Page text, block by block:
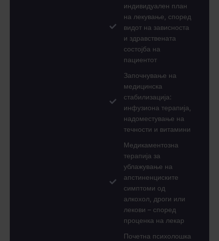
индивидуален план
на лекување, според
видот на зависноста
и здравствената
состојба на
пациентот
Започнување на
медицинска
стабилизација:
инфузиона терапија,
надоместување на
течности и витамини
Медикаментозна
терапија за
ублажување на
апстиненциските
симптоми од
алкохол, дроги или
лекови – според
проценка на лекар
Почетна психолошка